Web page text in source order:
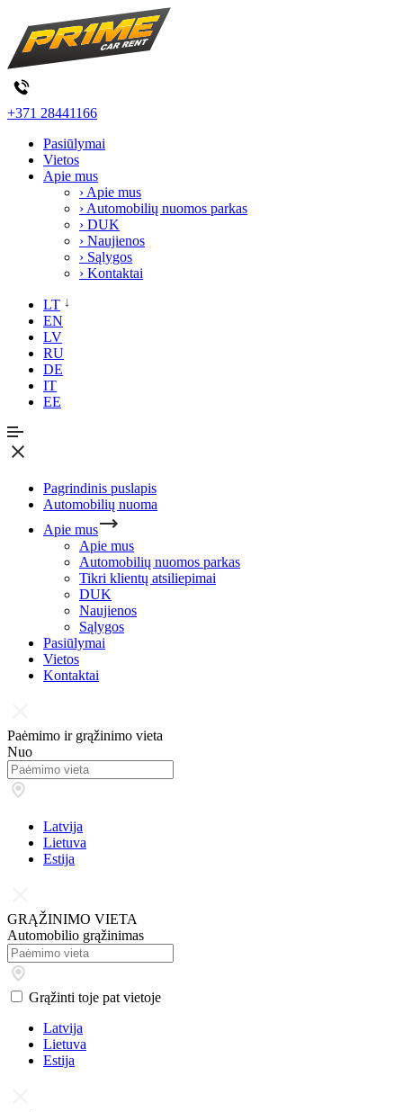
+371 28441166
Pasiūlymai
Vietos
Apie mus
› Apie mus
› Automobilių nuomos parkas
› DUK
› Naujienos
› Sąlygos
› Kontaktai
LT
EN
LV
RU
DE
IT
EE
Pagrindinis puslapis
Automobilių nuoma
Apie mus
Apie mus
Automobilių nuomos parkas
Tikri klientų atsiliepimai
DUK
Naujienos
Sąlygos
Pasiūlymai
Vietos
Kontaktai
Paėmimo ir grąžinimo vieta
Nuo
Latvija
Lietuva
Estija
GRĄŽINIMO VIETA
Automobilio grąžinimas
Grąžinti toje pat vietoje
Latvija
Lietuva
Estija